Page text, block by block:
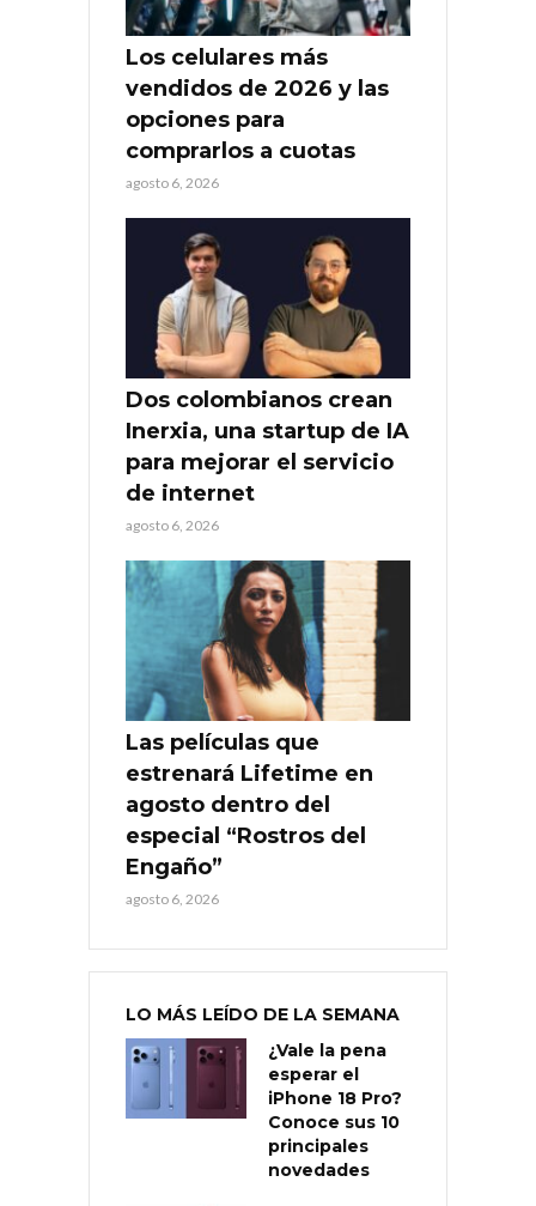
Los celulares más
vendidos de 2026 y las
opciones para
comprarlos a cuotas
agosto 6, 2026
Dos colombianos crean
Inerxia, una startup de IA
para mejorar el servicio
de internet
agosto 6, 2026
Las películas que
estrenará Lifetime en
agosto dentro del
especial “Rostros del
Engaño”
agosto 6, 2026
LO MÁS LEÍDO DE LA SEMANA
¿Vale la pena
esperar el
iPhone 18 Pro?
Conoce sus 10
principales
novedades